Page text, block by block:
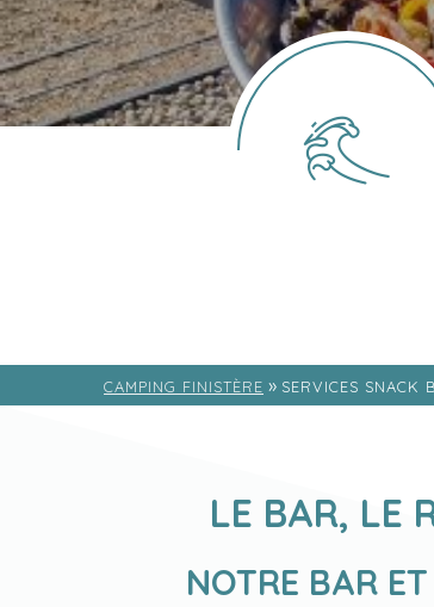
CAMPING FINISTÈRE » SERVICES SNACK
LE BAR, LE
NOTRE BAR